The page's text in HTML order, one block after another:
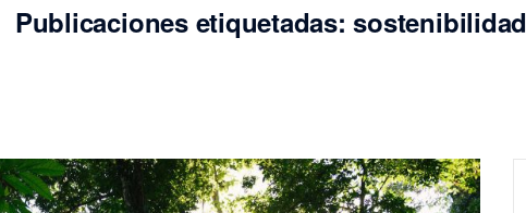
Publicaciones etiquetadas: sostenibilidad